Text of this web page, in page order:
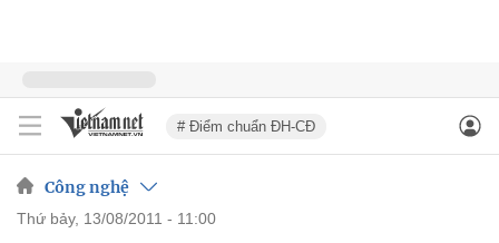
# Điểm chuẩn ĐH-CĐ
Công nghệ
thứ bảy, 13/08/2011 - 11:00